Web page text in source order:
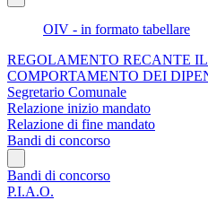
OIV - in formato tabellare
REGOLAMENTO RECANTE
COMPORTAMENTO DEI
Segretario Comunale
Relazione inizio mandato
Relazione di fine mandato
Bandi di concorso
Bandi di concorso
P.I.A.O.